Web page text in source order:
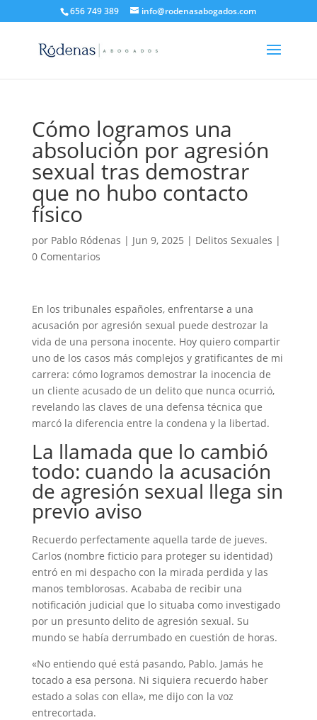
656 749 389 info@rodenasabogados.com
Cómo logramos una
absolución por agresión
sexual tras demostrar
que no hubo contacto
físico
por Pablo Ródenas | Jun 9, 2025 | Delitos Sexuales |
0 Comentarios
En los tribunales españoles, enfrentarse a una
acusación por agresión sexual puede destrozar la
vida de una persona inocente. Hoy quiero compartir
uno de los casos más complejos y gratificantes de mi
carrera: cómo logramos demostrar la inocencia de
un cliente acusado de un delito que nunca ocurrió,
revelando las claves de una defensa técnica que
marcó la diferencia entre la condena y la libertad.
La llamada que lo cambió
todo: cuando la acusación
de agresión sexual llega sin
previo aviso
Recuerdo perfectamente aquella tarde de jueves.
Carlos (nombre ficticio para proteger su identidad)
entró en mi despacho con la mirada perdida y las
manos temblorosas. Acababa de recibir una
notificación judicial que lo situaba como investigado
por un presunto delito de agresión sexual. Su
mundo se había derrumbado en cuestión de horas.
«No entiendo qué está pasando, Pablo. Jamás he
tocado a esa persona. Ni siquiera recuerdo haber
estado a solas con ella», me dijo con la voz
entrecortada.